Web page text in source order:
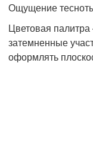
Ощущение
Цветовая
затемненные
оформлять